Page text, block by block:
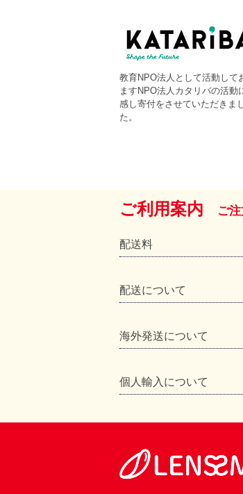
教育NPO法人として活動して
ますNPO法人カタリバの活動
感し寄付をさせていただきま
た。
ご利用案内 ご
配送料
配送について
海外発送について
個人輸入について